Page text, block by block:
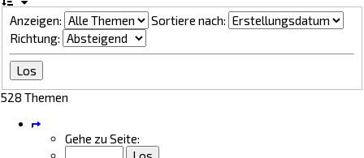
Anzeigen:
Sortiere nach:
Richtung:
528 Themen
Seite
von
Gehe zu Seite: